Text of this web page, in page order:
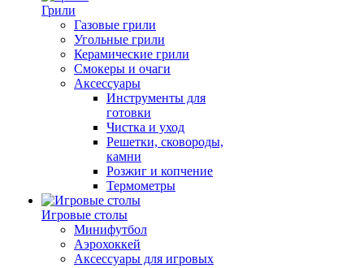
Грили
Газовые грили
Угольные грили
Керамические грили
Смокеры и очаги
Аксессуары
Инструменты для
готовки
Чистка и уход
Решетки, сковороды,
камни
Розжиг и копчение
Термометры
Игровые столы
Минифутбол
Аэрохоккей
Аксессуары для игровых